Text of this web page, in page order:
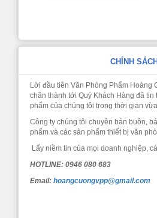
CHÍNH SÁCH
Lời đầu tiên Văn Phòng Phẩm Hoàng
chân thành tới Quý Khách Hàng đã
phẩm của chúng tôi trong thời gian
Công ty chúng tôi chuyên bán buôn,
phẩm và các sản phẩm thiết bị văn
Lấy niềm tin của mọi doanh nghiệp,
HOTLINE: 0946 080 683
Email:hoangcuongvpp@gmail.com